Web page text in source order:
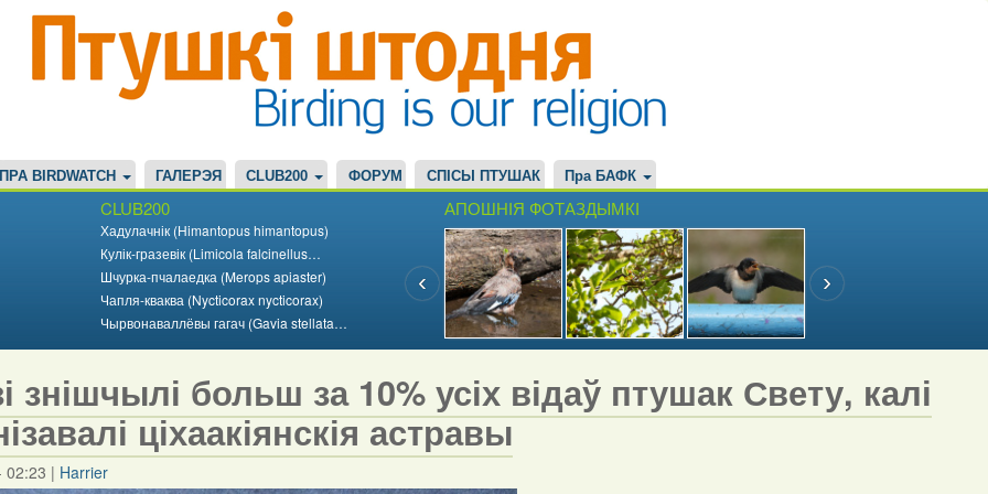
ПРА BIRDWATCH ГАЛЕРЭЯ CLUB200 ФОРУМ СПІСЫ ПТУШАК Пра БАФК
CLUB200
Хадулачнік (Himantopus himantopus)
Кулік-гразевік (Limicola falcinellus…
Шчурка-пчалаедка (Merops apiaster)
Чапля-кваква (Nycticorax nycticorax)
Чырвонаваллёвы гагач (Gavia stellata…
АПОШНІЯ ФОТАЗДЫМКІ
знішчылі больш за 10% усіх відаў птушак Свету, калі
ціхаакіянскія астравы
02:23 | Harrier